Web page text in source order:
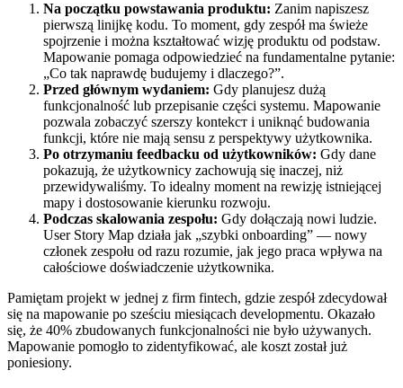
Na początku powstawania produktu: Zanim napiszesz
pierwszą linijkę kodu. To moment, gdy zespół ma świeże
spojrzenie i można kształtować wizję produktu od podstaw.
Mapowanie pomaga odpowiedzieć na fundamentalne pytanie:
„Co tak naprawdę budujemy i dlaczego?”.
Przed głównym wydaniem: Gdy planujesz dużą
funkcjonalność lub przepisanie części systemu. Mapowanie
pozwala zobaczyć szerszy kontekст i uniknąć budowania
funkcji, które nie mają sensu z perspektywy użytkownika.
Po otrzymaniu feedbacku od użytkowników: Gdy dane
pokazują, że użytkownicy zachowują się inaczej, niż
przewidywaliśmy. To idealny moment na rewizję istniejącej
mapy i dostosowanie kierunku rozwoju.
Podczas skalowania zespołu: Gdy dołączają nowi ludzie.
User Story Map działa jak „szybki onboarding” — nowy
członek zespołu od razu rozumie, jak jego praca wpływa na
całościowe doświadczenie użytkownika.
Pamiętam projekt w jednej z firm fintech, gdzie zespół zdecydował
się na mapowanie po sześciu miesiącach developmentu. Okazało
się, że 40% zbudowanych funkcjonalności nie było używanych.
Mapowanie pomogło to zidentyfikować, ale koszt został już
poniesiony.